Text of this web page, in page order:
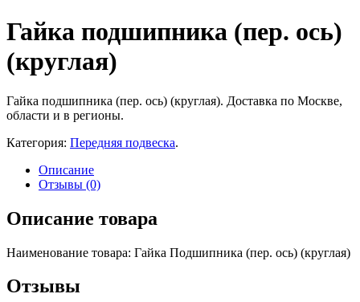
Гайка подшипника (пер. ось)
(круглая)
Гайка подшипника (пер. ось) (круглая). Доставка по Москве,
области и в регионы.
Категория: Передняя подвеска.
Описание
Отзывы (0)
Описание товара
Наименование товара: Гайка Подшипника (пер. ось) (круглая)
Отзывы